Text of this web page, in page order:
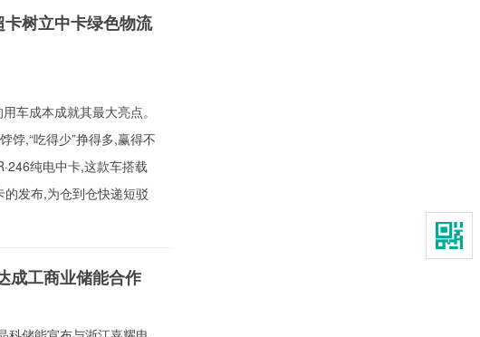
树立中卡绿色物流
成本成就其最大亮点。
饽,“吃得少”挣得多,赢得不
纯电中卡,这款车搭载
发布,为仓到仓快递短驳
成工商业储能合作